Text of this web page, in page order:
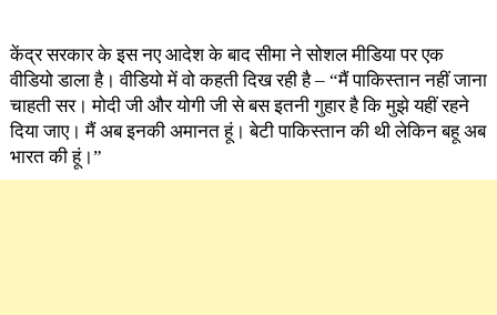
केंद्र सरकार के इस नए आदेश के बाद सीमा ने सोशल मीडिया पर एक
वीडियो डाला है। वीडियो में वो कहती दिख रही है – “मैं पाकिस्तान नहीं जाना
चाहती सर। मोदी जी और योगी जी से बस इतनी गुहार है कि मुझे यहीं रहने
दिया जाए। मैं अब इनकी अमानत हूं। बेटी पाकिस्तान की थी लेकिन बहू अब
भारत की हूं।”